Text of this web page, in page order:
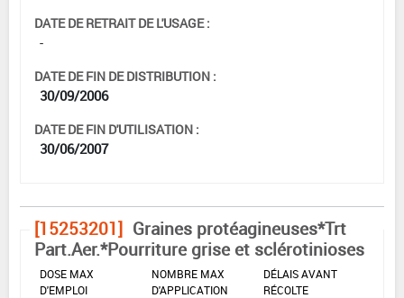
DATE DE RETRAIT DE L'USAGE :
-
DATE DE FIN DE DISTRIBUTION :
30/09/2006
DATE DE FIN D'UTILISATION :
30/06/2007
[15253201] Graines protéagineuses*Trt
Part.Aer.*Pourriture grise et sclérotinioses
DOSE MAX
D'EMPLOI
NOMBRE MAX
D'APPLICATION
DÉLAIS AVANT
RÉCOLTE